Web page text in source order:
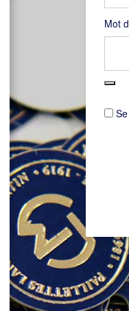
Mot